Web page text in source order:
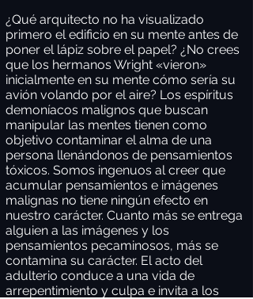
¿Qué arquitecto no ha visualizado
primero el edificio en su mente antes de
poner el lápiz sobre el papel? ¿No crees
que los hermanos Wright «vieron»
inicialmente en su mente cómo sería su
avión volando por el aire? Los espíritus
demoníacos malignos que buscan
manipular las mentes tienen como
objetivo contaminar el alma de una
persona llenándonos de pensamientos
tóxicos. Somos ingenuos al creer que
acumular pensamientos e imágenes
malignas no tiene ningún efecto en
nuestro carácter. Cuanto más se entrega
alguien a las imágenes y los
pensamientos pecaminosos, más se
contamina su carácter. El acto del
adulterio conduce a una vida de
arrepentimiento y culpa e invita a los